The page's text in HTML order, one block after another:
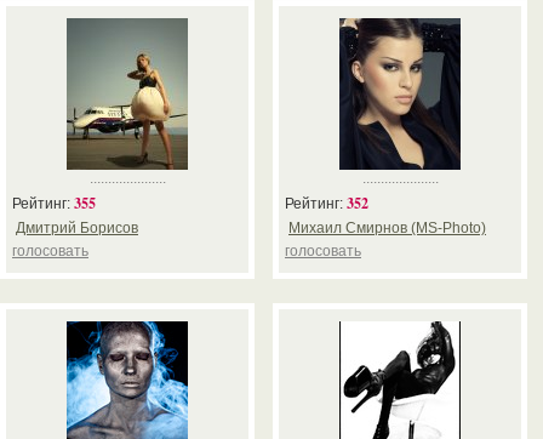
.....................
Рейтинг: 355
Дмитрий Борисов
голосовать
.....................
Рейтинг: 352
Михаил Смирнов (MS-Photo)
голосовать